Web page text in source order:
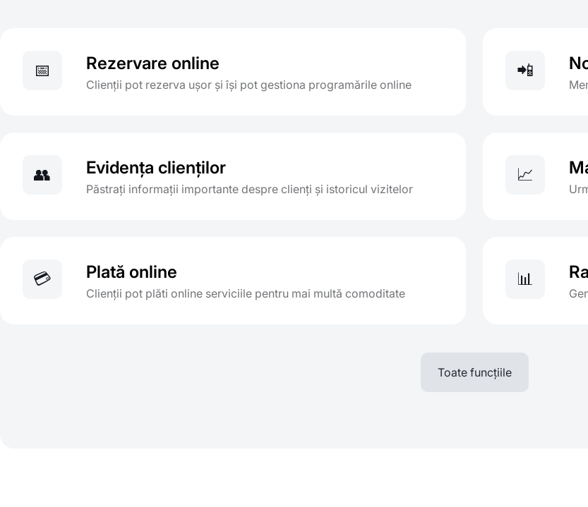
📅 Rezervare online
Clienții pot rezerva ușor și își pot gestiona programările online
📲
👥 Evidența clienților
Păstrați informații importante despre clienți și istoricul vizitelor
📈
💳 Plată online
Clienții pot plăti online serviciile pentru mai multă comoditate
📊
Toate funcțiile